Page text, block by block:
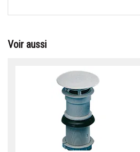
Voir aussi